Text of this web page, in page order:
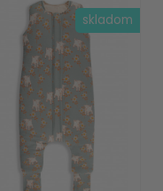
skladom